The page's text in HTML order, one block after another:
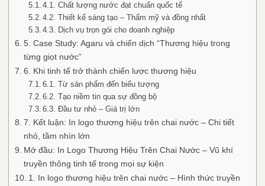
4.1. Chất lượng nước đạt chuẩn quốc tế
4.2. Thiết kế sáng tạo – Thẩm mỹ và đồng nhất
4.3. Dịch vụ trọn gói cho doanh nghiệp
5. Case Study: Agaru và chiến dịch “Thương hiệu trong
từng giọt nước”
6. Khi tinh tế trở thành chiến lược thương hiệu
6.1. Từ sản phẩm đến biểu tượng
6.2. Tạo niềm tin qua sự đồng bộ
6.3. Đầu tư nhỏ – Giá trị lớn
7. Kết luận: In logo thương hiệu trên chai nước – Chi tiết
nhỏ, tầm nhìn lớn
Mở đầu: In Logo Thương Hiệu Trên Chai Nước – Vũ khí
truyền thông tinh tế trong mọi sự kiện
1. In logo thương hiệu trên chai nước – Hình thức truyền